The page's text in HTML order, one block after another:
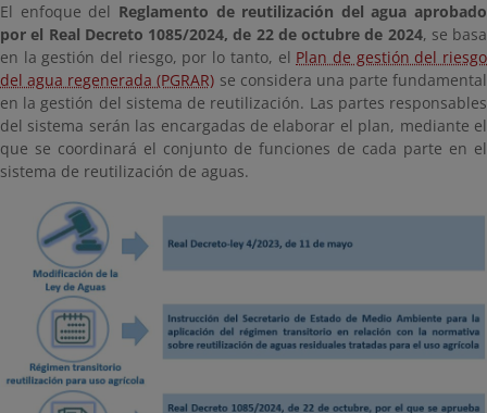
El enfoque del Reglamento de reutilización del agua aprobado
por el Real Decreto 1085/2024, de 22 de octubre de 2024, se basa
en la gestión del riesgo, por lo tanto, el Plan de gestión del riesgo
del agua regenerada (PGRAR) se considera una parte fundamental
en la gestión del sistema de reutilización. Las partes responsables
del sistema serán las encargadas de elaborar el plan, mediante el
que se coordinará el conjunto de funciones de cada parte en el
sistema de reutilización de aguas.